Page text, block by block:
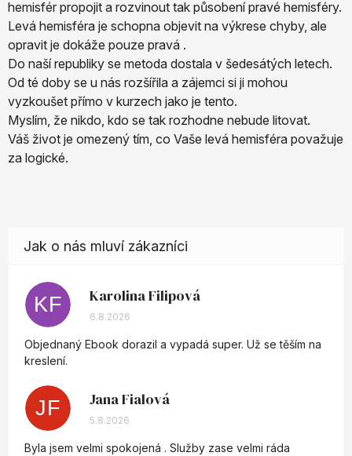
hemisfér propojit a rozvinout tak působení pravé hemisféry.
Levá hemisféra je schopna objevit na výkrese chyby, ale
opravit je dokáže pouze pravá .
Do naší republiky se metoda dostala v šedesátých letech.
Od té doby se u nás rozšířila a zájemci si ji mohou
vyzkoušet přímo v kurzech jako je tento.
Myslím, že nikdo, kdo se tak rozhodne nebude litovat.
Váš život je omezený tím, co Vaše levá hemisféra považuje
za logické.
KF Karolina Filipová
Hodnocení obchodu je 5 z 5 hvězdiček.
6.8.2026
Objednaný Ebook dorazil a vypadá super. Už se těším na
kreslení.
JF Jana Fialová
Hodnocení obchodu je 5 z 5 hvězdiček.
5.8.2026
Byla jsem velmi spokojená . Služby zase velmi ráda